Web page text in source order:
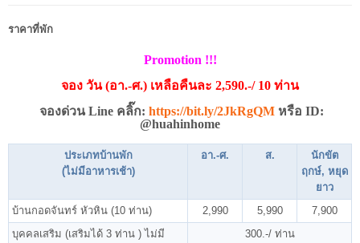
ราคาที่พัก
Promotion !!!
จอง วัน (อา.-ศ.) เหลือคืนละ 2,590.-/ 10 ท่าน
จองด่วน Line คลิ๊ก: https://bit.ly/2JkRgQM หรือ ID:
@huahinhome
ประเภทบ้านพัก
(ไม่มีอาหารเช้า)
อา.-ศ. ส.
นักขัต
ฤกษ์, หยุด
ยาว
บ้านกอดจันทร์ หัวหิน (10 ท่าน)
2,990 5,990
7,900
บุคคลเสริม (เสริมได้ 3 ท่าน ) ไม่มี
300.-/ ท่าน